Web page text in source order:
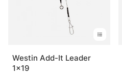
Westin Add-It Leader
1x19